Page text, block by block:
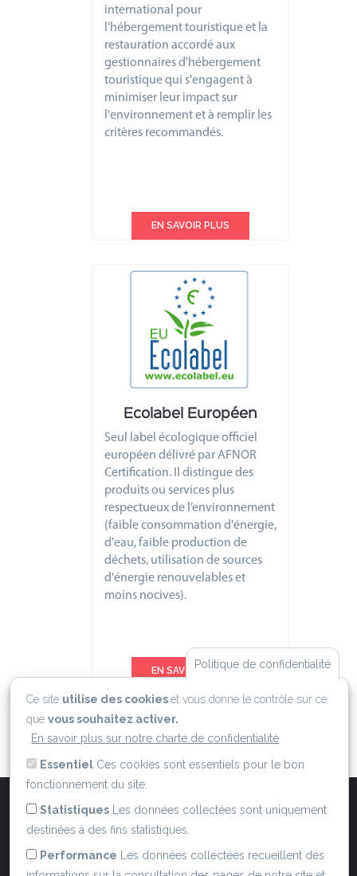
international pour
l'hébergement touristique et la
restauration accordé aux
gestionnaires d'hébergement
touristique qui s'engagent à
minimiser leur impact sur
l'environnement et à remplir les
critères recommandés.
EN SAVOIR PLUS
Ecolabel Européen
Seul label écologique officiel
européen délivré par AFNOR
Certification. Il distingue des
produits ou services plus
respectueux de l’environnement
(faible consommation d'énergie,
d'eau, faible production de
déchets, utilisation de sources
d'énergie renouvelables et
moins nocives).
EN SAVOIR PLUS
ACCUEIL QUI SOMMES NOUS ?
MENTIONS LÉGALES CGU POLITIQUE RGPD
POLITIQUE COOKIES
CONTACT
Politique de confidentialité
Ce site utilise des cookieset vous donne le contrôle sur ce
quevous souhaitez activer.
En savoir plus sur notre charte de confidentialité
Essentiel Ces cookies sont essentiels pour le bon
fonctionnement du site.
Statistiques
Les données collectées sont uniquement
destinées à des fins statistiques.
Performance
Les données collectées recueillent des